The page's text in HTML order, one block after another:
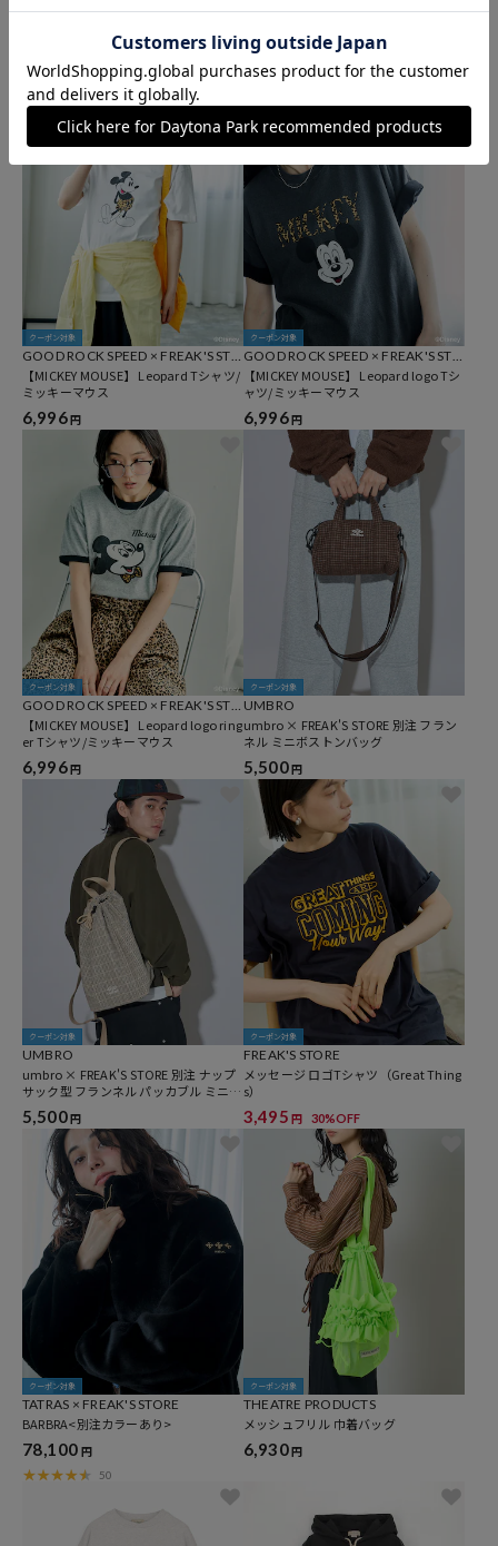
レ トラックジャケット
15,400 円
ード ロゴ ビーニー
4,950 円
クーポン対象
GOOD ROCK SPEED × FREAK'S STO
RE
【MICKEY MOUSE】 Leopard Tシャツ/
ミッキーマウス
6,996 円
クーポン対象
GOOD ROCK SPEED × FREAK'S STO
RE
【MICKEY MOUSE】 Leopard logo Tシ
ャツ/ミッキーマウス
6,996 円
クーポン対象
GOOD ROCK SPEED × FREAK'S STO
RE
【MICKEY MOUSE】 Leopard logo ring
er Tシャツ/ミッキーマウス
6,996 円
クーポン対象
UMBRO
umbro × FREAK'S STORE 別注 フラン
ネル ミニボストンバッグ
5,500 円
クーポン対象
UMBRO
umbro × FREAK'S STORE 別注 ナップ
サック型 フランネル パッカブル ミニバ
ッグ
5,500円
クーポン対象
FREAK'S STORE
メッセージ ロゴTシャツ（Great Thing
s）
3,495 円 30%OFF
クーポン対象
TATRAS × FREAK'S STORE
BARBRA<別注カラーあり>
78,100 円
50
クーポン対象
THEATRE PRODUCTS
メッシュフリル 巾着バッグ
6,930円